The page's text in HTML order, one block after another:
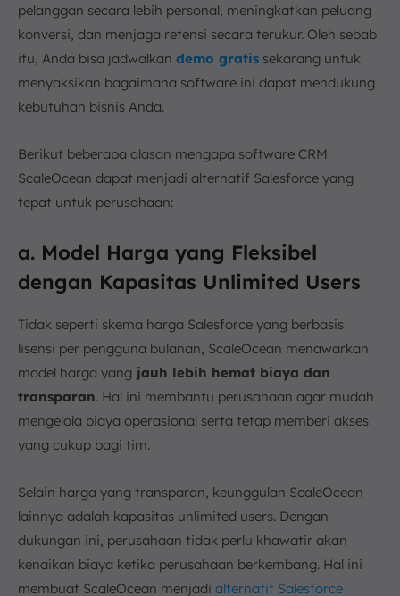
pelanggan secara lebih personal, meningkatkan peluang
konversi, dan menjaga retensi secara terukur. Oleh sebab
itu, Anda bisa jadwalkan demo gratis sekarang untuk
menyaksikan bagaimana software ini dapat mendukung
kebutuhan bisnis Anda.
Berikut beberapa alasan mengapa software CRM
ScaleOcean dapat menjadi alternatif Salesforce yang
tepat untuk perusahaan:
a. Model Harga yang Fleksibel
dengan Kapasitas Unlimited Users
Tidak seperti skema harga Salesforce yang berbasis
lisensi per pengguna bulanan, ScaleOcean menawarkan
model harga yang jauh lebih hemat biaya dan
transparan. Hal ini membantu perusahaan agar mudah
mengelola biaya operasional serta tetap memberi akses
yang cukup bagi tim.
Selain harga yang transparan, keunggulan ScaleOcean
lainnya adalah kapasitas unlimited users. Dengan
dukungan ini, perusahaan tidak perlu khawatir akan
kenaikan biaya ketika perusahaan berkembang. Hal ini
membuat ScaleOcean menjadi alternatif Salesforce